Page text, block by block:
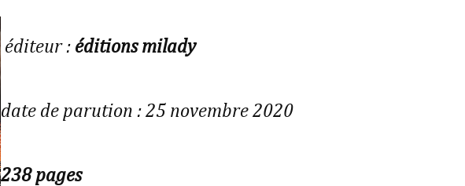
éditeur : éditions milady
date de parution : 25 novembre 2020
238 pages